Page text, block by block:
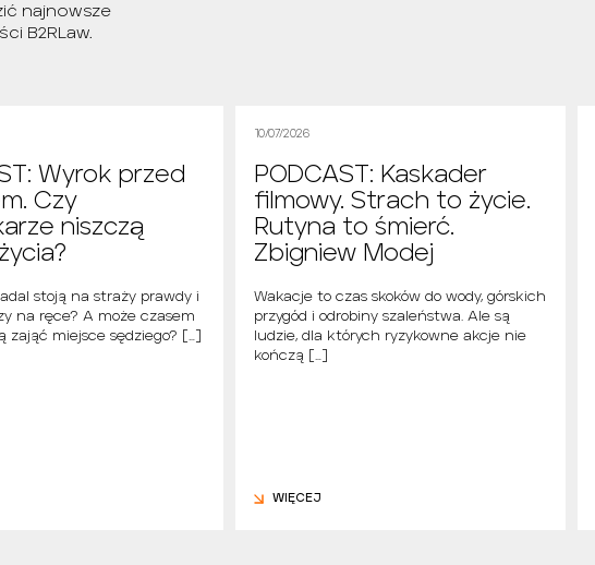
najnowsze
B2RLaw.
Wyrok przed
Czy
niszczą
stoją na straży prawdy i
na ręce? A może czasem
zająć miejsce sędziego? […]
10/07/2026
PODCAST: Kaskader
filmowy. Strach to życie.
Rutyna to śmierć.
Zbigniew Modej
Wakacje to czas skoków do wody, górskich
przygód i odrobiny szaleństwa. Ale są
ludzie, dla których ryzykowne akcje nie
kończą […]
WIĘCEJ